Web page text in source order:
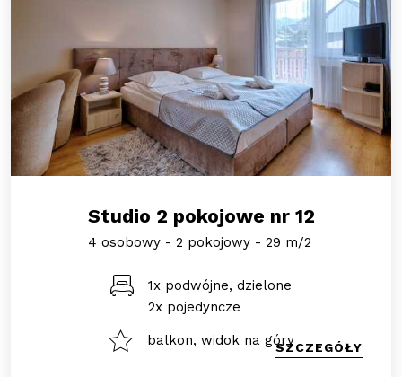
Studio 2 pokojowe nr 12
4 osobowy - 2 pokojowy - 29 m/2
1x podwójne, dzielone
2x pojedyncze
balkon, widok na górySZCZEGÓŁY